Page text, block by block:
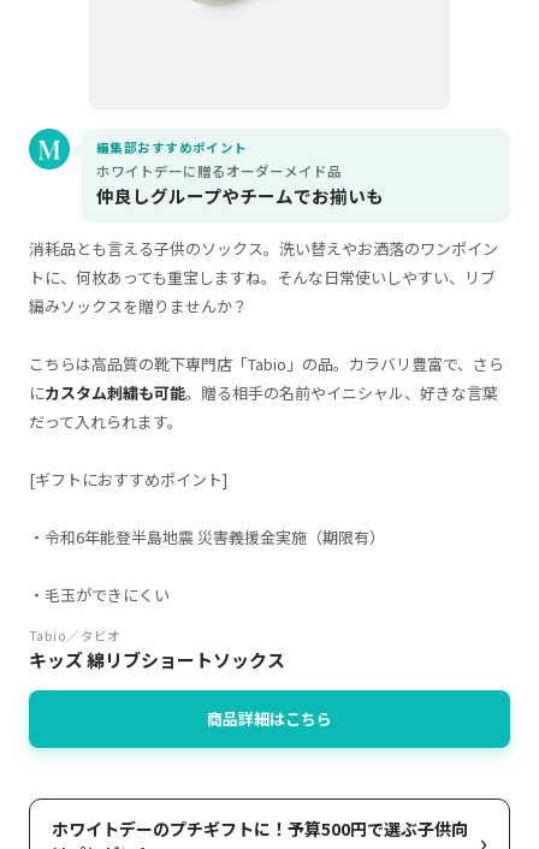
編集部おすすめポイント
ホワイトデーに贈るオーダーメイド品
仲良しグループやチームでお揃いも
消耗品とも言える子供のソックス。洗い替えやお洒落のワンポイン
トに、何枚あっても重宝しますね。そんな日常使いしやすい、リブ
編みソックスを贈りませんか？
こちらは高品質の靴下専門店「Tabio」の品。カラバリ豊富で、さら
にカスタム刺繍も可能。贈る相手の名前やイニシャル、好きな言葉
だって入れられます。
[ギフトにおすすめポイント]
・令和6年能登半島地震 災害義援金実施（期限有）
・毛玉ができにくい
Tabio／タビオ
キッズ 綿リブショートソックス
商品詳細はこちら
ホワイトデーのプチギフトに！予算500円で選ぶ子供向 ›